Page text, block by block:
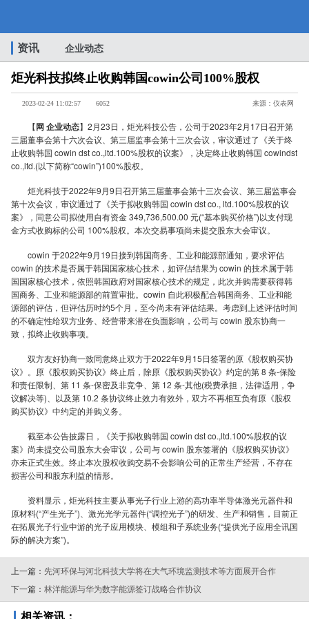
炬
光
科
技
拟
终
止
资讯 企业动态
炬光科技拟终止收购韩国cowin公司100%股权
2023-02-24 11:02:57 6052 来源：仪表网
【网 企业动态】2月23日，炬光科技公告，公司于2023年2月17日召开第
三届董事会第十六次会议、第三届监事会第十三次会议，审议通过了《关于终
止收购韩国 cowin dst co.,ltd.100%股权的议案》，决定终止收购韩国 cowindst
co.,ltd.(以下简称“cowin”)100%股权。
炬光科技于2022年9月9日召开第三届董事会第十三次会议、第三届监事会
第十次会议，审议通过了《关于拟收购韩国 cowin dst co., ltd.100%股权的议
案》，同意公司拟使用自有资金 349,736,500.00 元(“基本购买价格”)以支付现
金方式收购标的公司 100%股权。本次交易事项尚未提交股东大会审议。
cowin 于2022年9月19日接到韩国商务、工业和能源部通知，要求评估
cowin 的技术是否属于韩国国家核心技术，如评估结果为 cowin 的技术属于韩
国国家核心技术，依照韩国政府对国家核心技术的规定，此次并购需要获得韩
国商务、工业和能源部的前置审批。cowin 自此积极配合韩国商务、工业和能
源部的评估，但评估历时约5个月，至今尚未有评估结果。考虑到上述评估时间
的不确定性给双方业务、经营带来潜在负面影响，公司与 cowin 股东协商一
致，拟终止收购事项。
双方友好协商一致同意终止双方于2022年9月15日签署的原《股权购买协
议》。原《股权购买协议》终止后，除原《股权购买协议》约定的第 8 条-保险
和责任限制、第 11 条-保密及非竞争、第 12 条-其他(税费承担，法律适用，争
议解决等)、以及第 10.2 条协议终止效力有效外，双方不再相互负有原《股权
购买协议》中约定的并购义务。
截至本公告披露日，《关于拟收购韩国 cowin dst co.,ltd.100%股权的议
案》尚未提交公司股东大会审议，公司与 cowin 股东签署的《股权购买协议》
亦未正式生效。终止本次股权收购交易不会影响公司的正常生产经营，不存在
损害公司和股东利益的情形。
资料显示，炬光科技主要从事光子行业上游的高功率半导体激光元器件和
原材料(“产生光子”)、激光光学元器件(“调控光子”)的研发、生产和销售，目前正
在拓展光子行业中游的光子应用模块、模组和子系统业务(“提供光子应用全讯国
际的解决方案”)。
上一篇： 先河环保与河北科技大学将在大气环境监测技术等方面展开合作
下一篇： 林洋能源与华为数字能源签订战略合作协议
相关资讯：